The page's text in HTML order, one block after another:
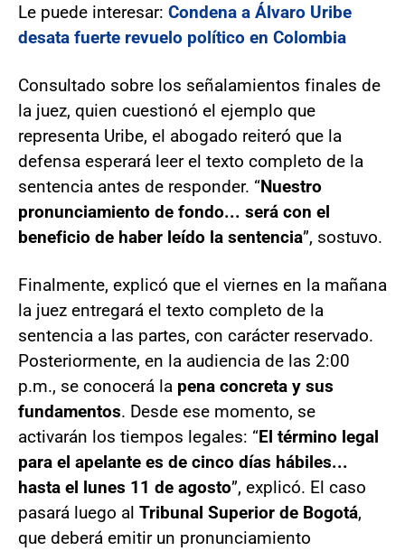
Le puede interesar: Condena a Álvaro Uribe
desata fuerte revuelo político en Colombia
Consultado sobre los señalamientos finales de
la juez, quien cuestionó el ejemplo que
representa Uribe, el abogado reiteró que la
defensa esperará leer el texto completo de la
sentencia antes de responder. “Nuestro
pronunciamiento de fondo... será con el
beneficio de haber leído la sentencia”, sostuvo.
Finalmente, explicó que el viernes en la mañana
la juez entregará el texto completo de la
sentencia a las partes, con carácter reservado.
Posteriormente, en la audiencia de las 2:00
p.m., se conocerá la pena concreta y sus
fundamentos. Desde ese momento, se
activarán los tiempos legales: “El término legal
para el apelante es de cinco días hábiles...
hasta el lunes 11 de agosto”, explicó. El caso
pasará luego al Tribunal Superior de Bogotá,
que deberá emitir un pronunciamiento